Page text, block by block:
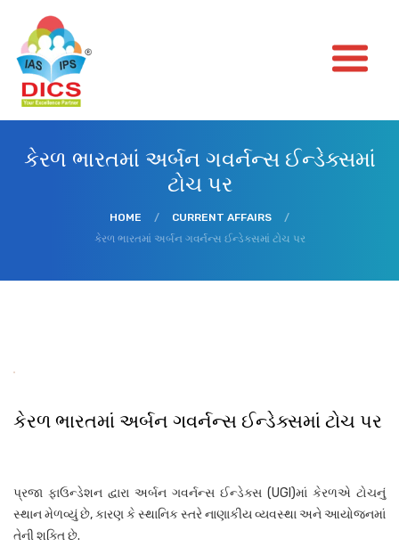
કેરળ ભારતમાં અર્બન ગવર્નન્સ ઈન્ડેક્સમાં
ટોચ પર
HOME / CURRENT AFFAIRS
/
કેરળ ભારતમાં અર્બન ગવર્નન્સ ઈન્ડેક્સમાં ટોચ પર
કેરળ ભારતમાં અર્બન ગવર્નન્સ ઈન્ડેક્સમાં ટોચ પર
પ્રજા ફાઉન્ડેશન દ્વારા અર્બન ગવર્નન્સ ઈન્ડેક્સ (UGI)માં કેરળએ ટોચનું
સ્થાન મેળવ્યું છે, કારણ કે સ્થાનિક સ્તરે નાણાકીય વ્યવસ્થા અને આયોજનમાં
તેની શક્તિ છે.